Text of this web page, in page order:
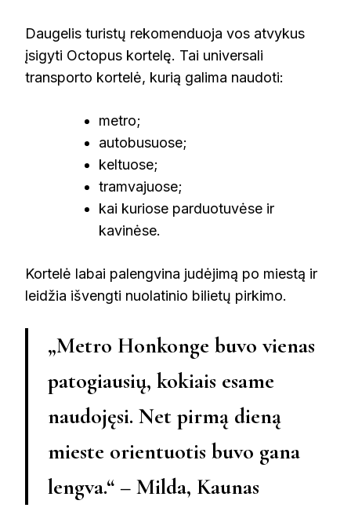
Daugelis turistų rekomenduoja vos atvykus
įsigyti Octopus kortelę. Tai universali
transporto kortelė, kurią galima naudoti:
metro;
autobusuose;
keltuose;
tramvajuose;
kai kuriose parduotuvėse ir
kavinėse.
Kortelė labai palengvina judėjimą po miestą ir
leidžia išvengti nuolatinio bilietų pirkimo.
„Metro Honkonge buvo vienas
patogiausių, kokiais esame
naudojęsi. Net pirmą dieną
mieste orientuotis buvo gana
lengva.“ – Milda, Kaunas